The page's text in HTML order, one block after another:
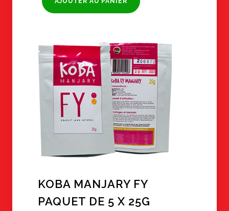
KOBA MANJARY FY
PAQUET DE 5 X 25G